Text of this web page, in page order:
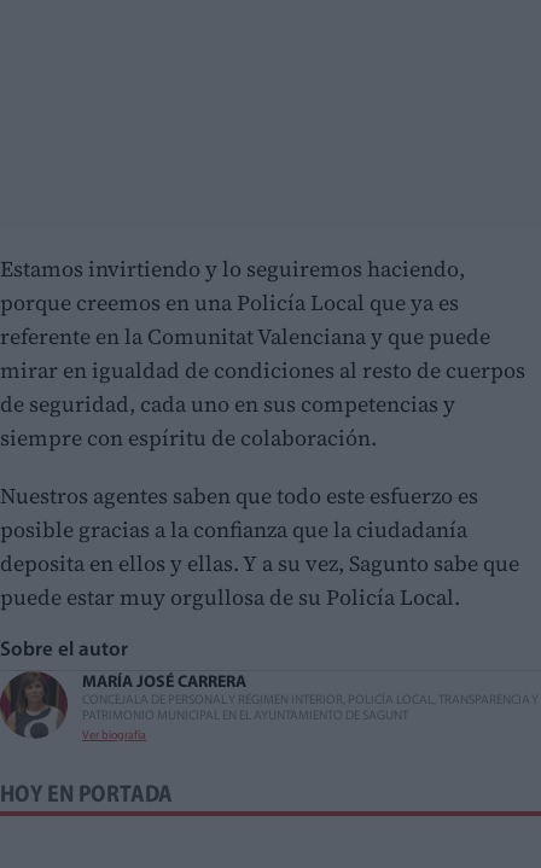
Estamos invirtiendo y lo seguiremos haciendo,
porque creemos en una Policía Local que ya es
referente en la Comunitat Valenciana y que puede
mirar en igualdad de condiciones al resto de cuerpos
de seguridad, cada uno en sus competencias y
siempre con espíritu de colaboración.
Nuestros agentes saben que todo este esfuerzo es
posible gracias a la confianza que la ciudadanía
deposita en ellos y ellas. Y a su vez, Sagunto sabe que
puede estar muy orgullosa de su Policía Local.
Sobre el autor
MARÍA JOSÉ CARRERA
CONCEJALA DE PERSONAL Y RÉGIMEN INTERIOR, POLICÍA LOCAL, TRANSPARENCIA Y
PATRIMONIO MUNICIPAL EN EL AYUNTAMIENTO DE SAGUNT
Ver biografía
HOY EN PORTADA